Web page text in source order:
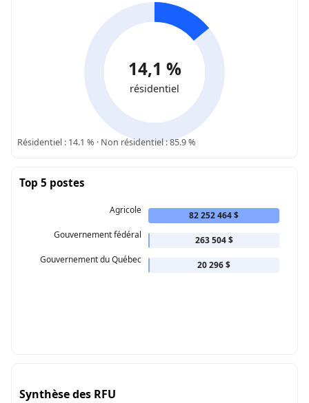
14,1 %
résidentiel
Résidentiel : 14.1 % · Non résidentiel : 85.9 %
Top 5 postes
Agricole
82 252 464 $
Gouvernement fédéral
263 504 $
Gouvernement du Québec
20 296 $
Synthèse des RFU